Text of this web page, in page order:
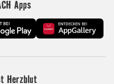
Apps
Herzblut